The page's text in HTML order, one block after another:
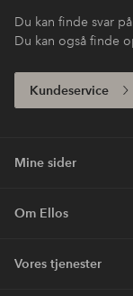
Du kan finde svar
Du kan også finde
Kundeservice
Mine sider
Om Ellos
Vores tjenester